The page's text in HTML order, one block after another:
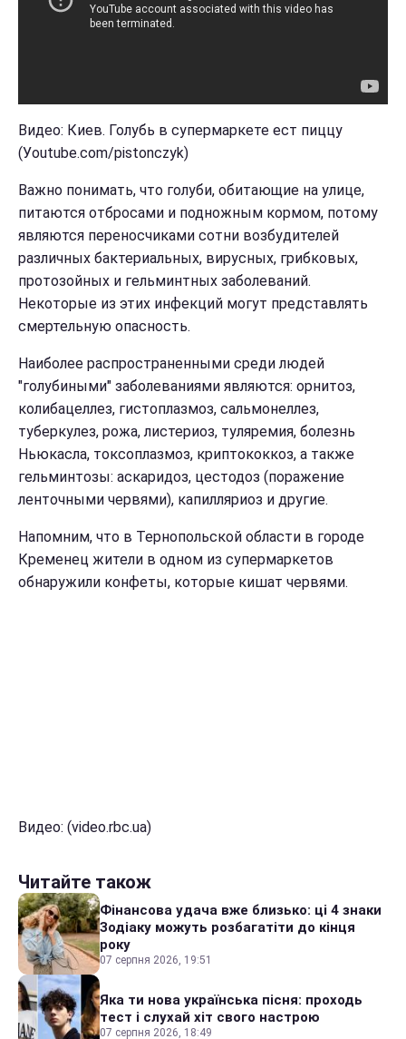
Видео: Киев. Голубь в супермаркете ест пиццу
(Уoutube.com/pistonczyk)
Важно понимать, что голуби, обитающие на улице,
питаются отбросами и подножным кормом, потому
являются переносчиками сотни возбудителей
различных бактериальных, вирусных, грибковых,
протозойных и гельминтных заболеваний.
Некоторые из этих инфекций могут представлять
смертельную опасность.
Наиболее распространенными среди людей
"голубиными" заболеваниями являются: орнитоз,
колибацеллез, гистоплазмоз, сальмонеллез,
туберкулез, рожа, листериоз, туляремия, болезнь
Ньюкасла, токсоплазмоз, криптококкоз, а также
гельминтозы: аскаридоз, цестодоз (поражение
ленточными червями), капилляриоз и другие.
Напомним, что в Тернопольской области в городе
Кременец жители в одном из супермаркетов
обнаружили конфеты, которые кишат червями.
Видео: (video.rbc.ua)
Читайте також
Фінансова удача вже близько: ці 4 знаки
Зодіаку можуть розбагатіти до кінця
року
07 серпня 2026, 19:51
Яка ти нова українська пісня: проходь
тест і слухай хіт свого настрою
07 серпня 2026, 18:49